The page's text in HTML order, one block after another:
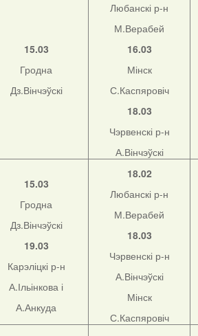
15.03
Гродна
Дз.Вінчэўскі
Любанскі р-н
М.Верабей
16.03
Мінск
С.Каспяровіч
18.03
Чэрвенскі р-н
А.Вінчэўскі
15.03
Гродна
Дз.Вінчэўскі
19.03
Карэліцкі р-н
А.Ільінкова і
А.Анкуда
18.02
Любанскі р-н
М.Верабей
18.03
Чэрвенскі р-н
А.Вінчэўскі
Мінск
С.Каспяровіч